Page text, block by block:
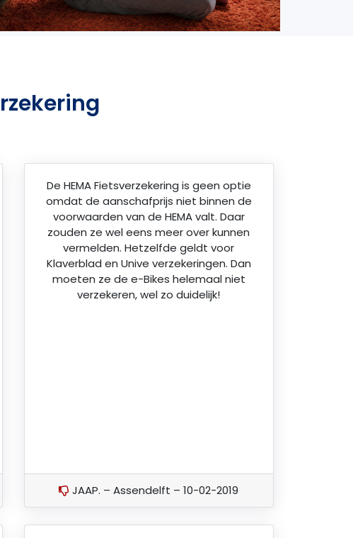
De HEMA Fietsverzekering is geen optie
omdat de aanschafprijs niet binnen de
voorwaarden van de HEMA valt. Daar
zouden ze wel eens meer over kunnen
vermelden. Hetzelfde geldt voor
Klaverblad en Unive verzekeringen. Dan
moeten ze de e-Bikes helemaal niet
verzekeren, wel zo duidelijk!
JAAP. – Assendelft – 10-02-2019